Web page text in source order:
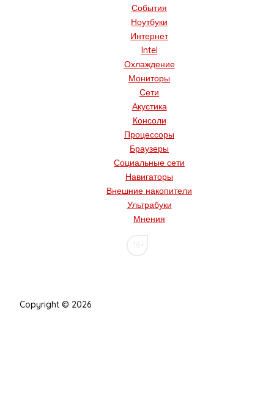
События
Ноутбуки
Интернет
Intel
Охлаждение
Мониторы
Сети
Акустика
Консоли
Процессоры
Браузеры
Социальные сети
Навигаторы
Внешние накопители
Ультрабуки
Мнения
Copyright © 2026